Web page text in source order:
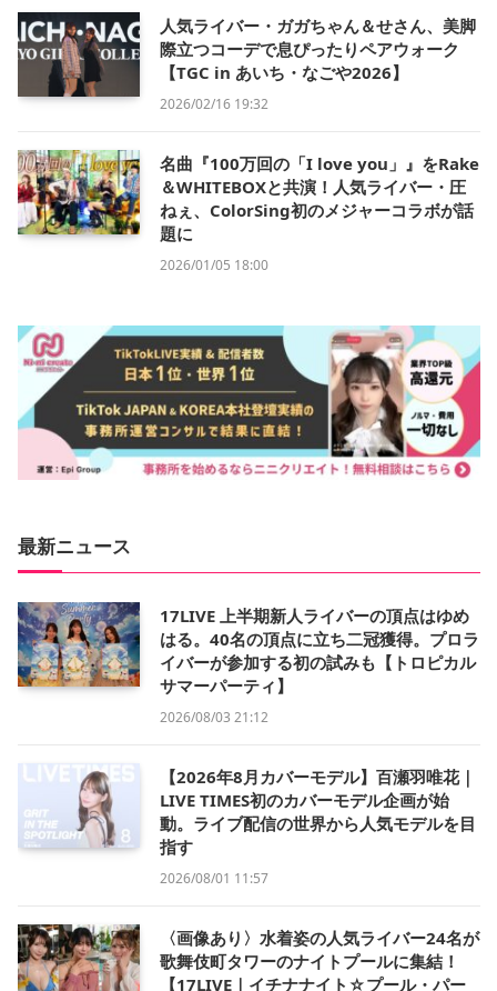
人気ライバー・ガガちゃん＆せさん、美脚
際立つコーデで息ぴったりペアウォーク
【TGC in あいち・なごや2026】
2026/02/16 19:32
名曲『100万回の「I love you」』をRake
＆WHITEBOXと共演！人気ライバー・圧
ねぇ、ColorSing初のメジャーコラボが話
題に
2026/01/05 18:00
最新ニュース
17LIVE 上半期新人ライバーの頂点はゆめ
はる。40名の頂点に立ち二冠獲得。プロラ
イバーが参加する初の試みも【トロピカル
サマーパーティ】
2026/08/03 21:12
【2026年8月カバーモデル】百瀬羽唯花｜
LIVE TIMES初のカバーモデル企画が始
動。ライブ配信の世界から人気モデルを目
指す
2026/08/01 11:57
〈画像あり〉水着姿の人気ライバー24名が
歌舞伎町タワーのナイトプールに集結！
【17LIVE｜イチナナイト☆プール・パー